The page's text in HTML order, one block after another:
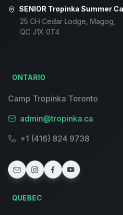
SENIOR Tropinka Summer
25 CH Cedar Lodge, Magog,
QC J1X 0T4
ONTARIO
Camp Tropinka Toronto
admin@tropinka.ca
+1 (416) 824 9738
QUEBEC